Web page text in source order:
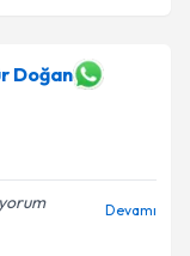
Doğan
Devamı